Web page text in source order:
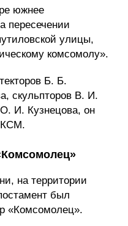
южнее
пересечении
улицы,
комсомолу».
Б. Б.
скульпторов В. И.
И. Кузнецова, он
на территории
был
«Комсомолец».